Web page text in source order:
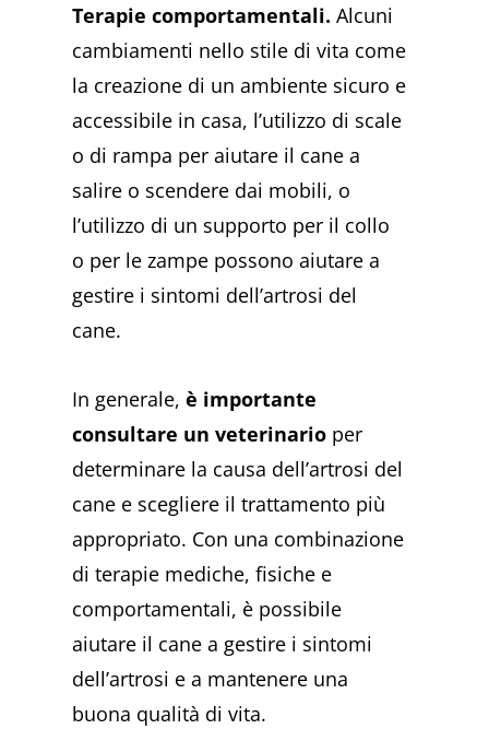
Terapie comportamentali. Alcuni
cambiamenti nello stile di vita come
la creazione di un ambiente sicuro e
accessibile in casa, l’utilizzo di scale
o di rampa per aiutare il cane a
salire o scendere dai mobili, o
l’utilizzo di un supporto per il collo
o per le zampe possono aiutare a
gestire i sintomi dell’artrosi del
cane.
In generale,è importante
consultare un veterinario per
determinare la causa dell’artrosi del
cane e scegliere il trattamento più
appropriato. Con una combinazione
di terapie mediche, fisiche e
comportamentali, è possibile
aiutare il cane a gestire i sintomi
dell’artrosi e a mantenere una
buona qualità di vita.